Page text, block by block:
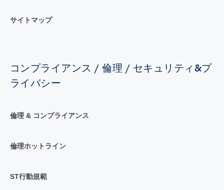
サイトマップ
コンプライアンス / 倫理 / セキュリティ&プ
ライバシー
倫理 & コンプライアンス
倫理ホットライン
ST行動規範